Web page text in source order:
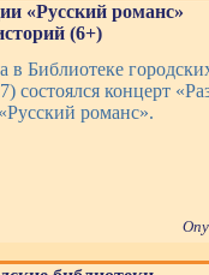
«Русский романс»
(6+)
в Библиотеке
состоялся концерт
романс».